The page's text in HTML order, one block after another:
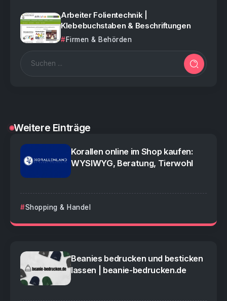
Arbeiter Folientechnik |
Klebebuchstaben & Beschriftungen
Firmen & Behörden
Weitere Einträge
Korallen online im Shop kaufen:
WYSIWYG, Beratung, Tierwohl
Shopping & Handel
Beanies bedrucken und besticken
lassen | beanie-bedrucken.de